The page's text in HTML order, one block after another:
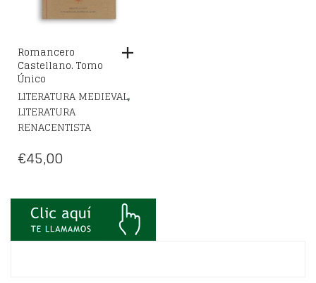
Romancero
Castellano. Tomo
Único
LITERATURA MEDIEVAL,
LITERATURA
RENACENTISTA
€45,00